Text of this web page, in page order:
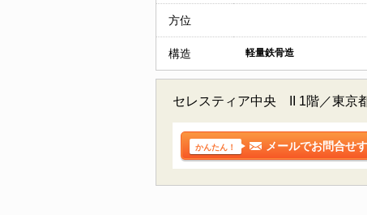
方位
構造 軽量鉄骨造
セレスティア中央 II 1階／東京
かんたん！ メールでお問合せ